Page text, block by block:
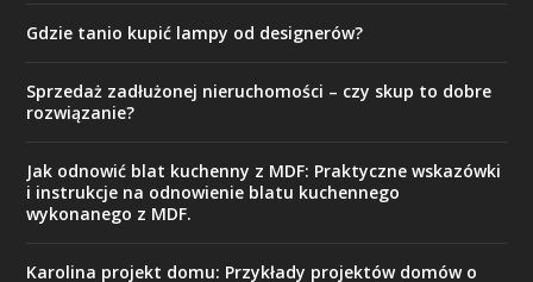
Gdzie tanio kupić lampy od designerów?
Sprzedaż zadłużonej nieruchomości – czy skup to dobre
rozwiązanie?
Jak odnowić blat kuchenny z MDF: Praktyczne wskazówki
i instrukcje na odnowienie blatu kuchennego
wykonanego z MDF.
Karolina projekt domu: Przykłady projektów domów o